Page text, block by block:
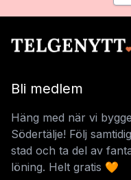
Bli medlem
Häng med när vi
Södertälje! Följ
stad och ta del av
löning. Helt gratis 🧡